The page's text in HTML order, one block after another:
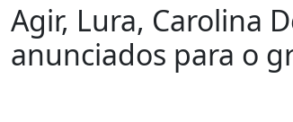
Agir, Lura, Carolina
anunciados para o